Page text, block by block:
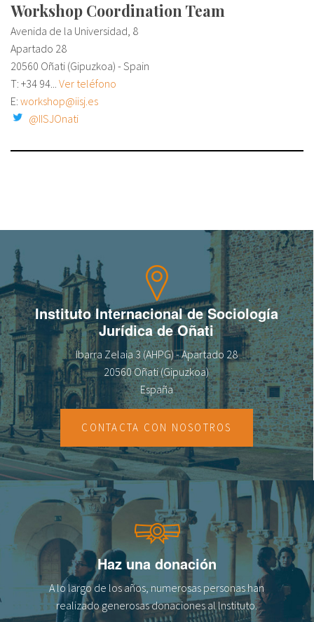
Workshop Coordination Team
Avenida de la Universidad, 8
Apartado 28
20560 Oñati (Gipuzkoa) - Spain
T: +34 94... Ver teléfono
E: workshop@iisj.es
@IISJOnati
Instituto Internacional de Sociología
Jurídica de Oñati
Ibarra Zelaia 3 (AHPG) - Apartado 28
20560 Oñati (Gipuzkoa)
España
CONTACTA CON NOSOTROS
Haz una donación
A lo largo de los años, numerosas personas han
realizado generosas donaciones al lnstituto.